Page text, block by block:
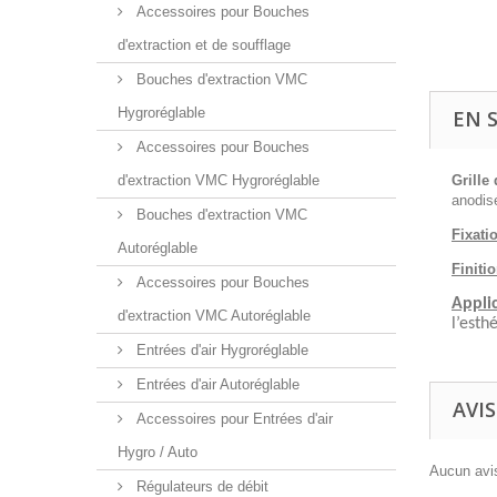
Accessoires pour Bouches
d'extraction et de soufflage
Bouches d'extraction VMC
Hygroréglable
Accessoires pour Bouches
d'extraction VMC Hygroréglable
Bouches d'extraction VMC
Autoréglable
Accessoires pour Bouches
d'extraction VMC Autoréglable
Entrées d'air Hygroréglable
Entrées d'air Autoréglable
Accessoires pour Entrées d'air
Hygro / Auto
Régulateurs de débit
EN
Grille
AVIS
Aucun